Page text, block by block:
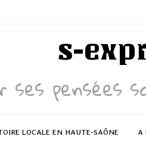
s-
ses pensées
LOCALE EN HAUTE-SAÔNE A